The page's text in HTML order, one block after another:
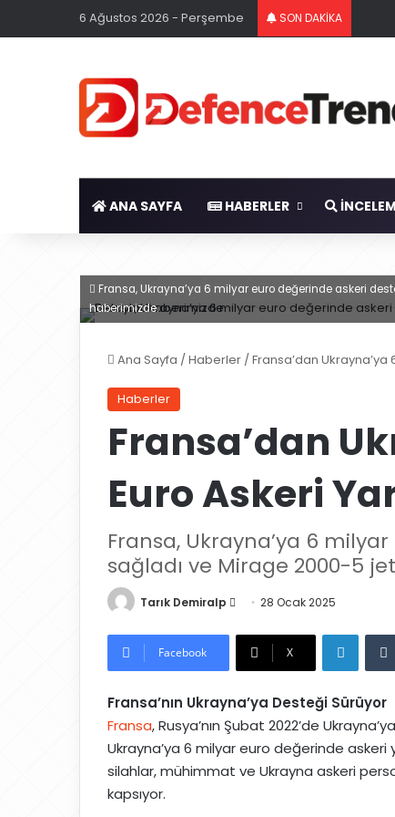
6 Ağustos 2026 - Perşembe SON DAKİKA
ANA SAYFA HABERLER
Fransa, Ukrayna’ya 6 milyar euro değerinde askeri
haberimizde.
Ana Sayfa /Haberler /Fransa’dan Ukrayna’ya
Haberler
Fransa’dan
Euro Askeri
Fransa, Ukrayna’ya 6
sağladı ve Mirage 2000-5
Tarık Demiralp
e
p
o
s
28 Ocak 2025
Facebook X
LinkedIn
Fransa’nın Ukrayna’ya Desteği Sürüyor
Fransa, Rusya’nın Şubat 2022’de
Ukrayna’ya 6 milyar euro değerinde askeri
silahlar, mühimmat ve Ukrayna askeri
kapsıyor.